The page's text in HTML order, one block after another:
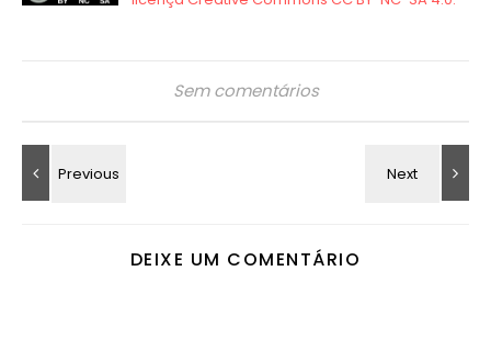
Sem comentários
DEIXE UM COMENTÁRIO